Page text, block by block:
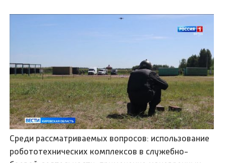
Среди рассматриваемых вопросов: использование
робототехнических комплексов в служебно-